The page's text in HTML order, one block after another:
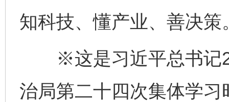
知科技、懂产业、善决策
※这是习近平总书记
治局第二十四次集体学